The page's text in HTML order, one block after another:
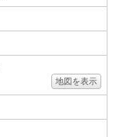
地図を表示